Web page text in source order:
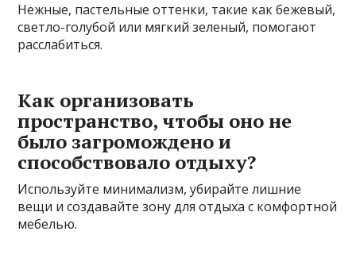
Нежные, пастельные оттенки, такие как бежевый,
светло-голубой или мягкий зеленый, помогают
расслабиться.
Как организовать
пространство, чтобы оно не
было загромождено и
способствовало отдыху?
Используйте минимализм, убирайте лишние
вещи и создавайте зону для отдыха с комфортной
мебелью.